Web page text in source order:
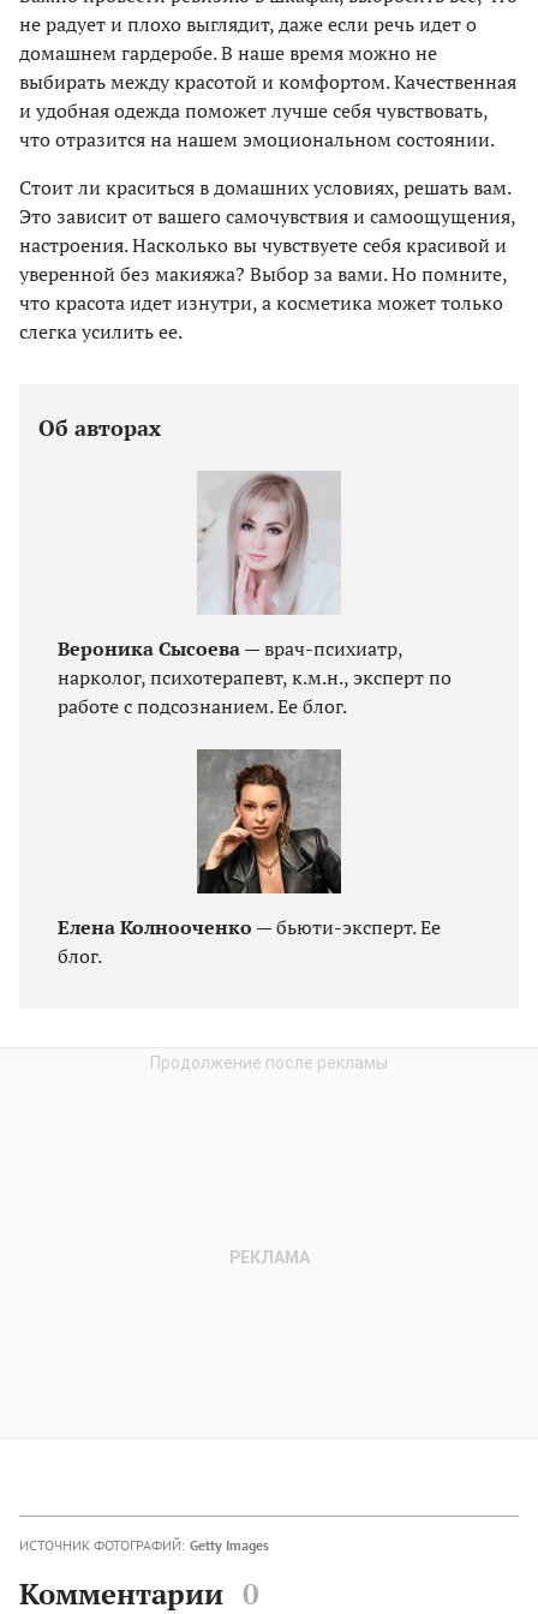
не радует и плохо выглядит, даже если речь идет о
домашнем гардеробе. В наше время можно не
выбирать между красотой и комфортом. Качественная
и удобная одежда поможет лучше себя чувствовать,
что отразится на нашем эмоциональном состоянии.
Стоит ли краситься в домашних условиях, решать вам.
Это зависит от вашего самочувствия и самоощущения,
настроения. Насколько вы чувствуете себя красивой и
уверенной без макияжа? Выбор за вами. Но помните,
что красота идет изнутри, а косметика может только
слегка усилить ее.
Об авторах
Вероника Сысоева— врач-психиатр,
нарколог, психотерапевт, к.м.н., эксперт по
работе с подсознанием. Ее блог.
Елена Колнооченко — бьюти-эксперт. Ее
блог.
ИСТОЧНИК ФОТОГРАФИЙ: Getty Images
Комментарии 0